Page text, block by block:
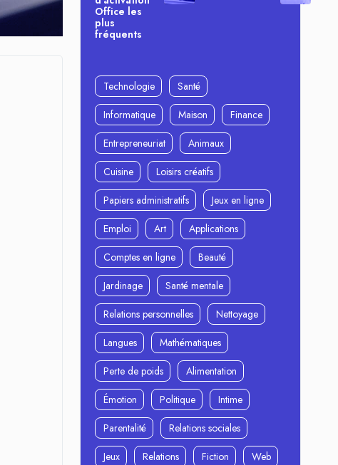
Office les
plus
fréquents
Technologie
Santé
Informatique
Maison
Finance
Entrepreneuriat
Animaux
Cuisine
Loisirs créatifs
Papiers administratifs
Jeux en ligne
Emploi
Art
Applications
Comptes en ligne
Beauté
Jardinage
Santé mentale
Relations personnelles
Nettoyage
Langues
Mathématiques
Perte de poids
Alimentation
Émotion
Politique
Intime
Parentalité
Relations sociales
Jeux
Relations Fiction
Web